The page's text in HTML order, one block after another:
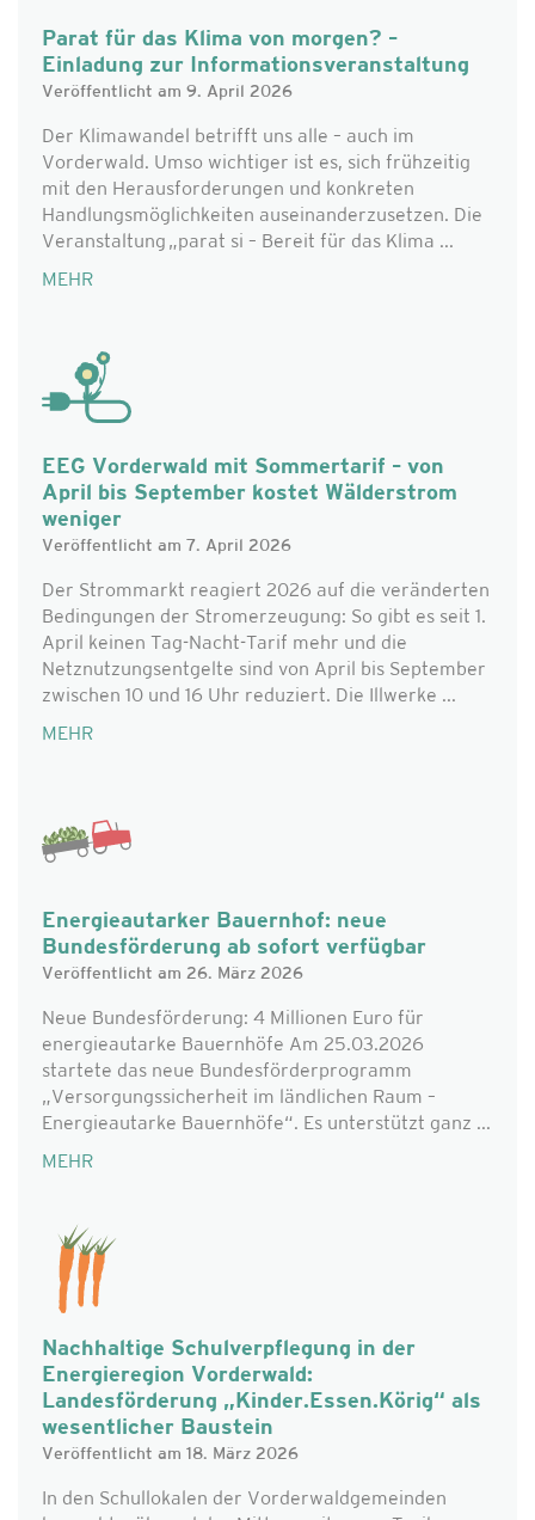
Parat für das Klima von morgen? –
Einladung zur Informationsveranstaltung
Veröffentlicht am 9. April 2026
Der Klimawandel betrifft uns alle – auch im
Vorderwald. Umso wichtiger ist es, sich frühzeitig
mit den Herausforderungen und konkreten
Handlungsmöglichkeiten auseinanderzusetzen. Die
Veranstaltung „parat si – Bereit für das Klima ...
MEHR
EEG Vorderwald mit Sommertarif – von
April bis September kostet Wälderstrom
weniger
Veröffentlicht am 7. April 2026
Der Strommarkt reagiert 2026 auf die veränderten
Bedingungen der Stromerzeugung: So gibt es seit 1.
April keinen Tag-Nacht-Tarif mehr und die
Netznutzungsentgelte sind von April bis September
zwischen 10 und 16 Uhr reduziert. Die Illwerke ...
MEHR
Energieautarker Bauernhof: neue
Bundesförderung ab sofort verfügbar
Veröffentlicht am 26. März 2026
Neue Bundesförderung: 4 Millionen Euro für
energieautarke Bauernhöfe Am 25.03.2026
startete das neue Bundesförderprogramm
„Versorgungssicherheit im ländlichen Raum –
Energieautarke Bauernhöfe“. Es unterstützt ganz ...
MEHR
Nachhaltige Schulverpflegung in der
Energieregion Vorderwald:
Landesförderung „Kinder.Essen.Körig“ als
wesentlicher Baustein
Veröffentlicht am 18. März 2026
In den Schullokalen der Vorderwaldgemeinden